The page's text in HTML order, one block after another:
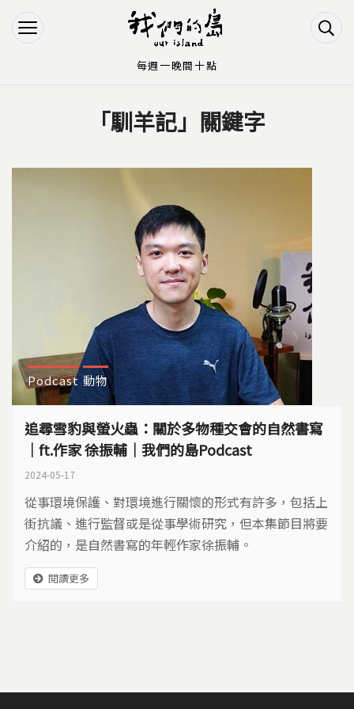
Jump to Navigation
Jump to Main content
「馴羊記」關鍵字
Podcast 動物
追尋雪豹與螢火蟲：關於多物種交會的自然書寫
｜ft.作家 徐振輔｜我們的島Podcast
2024-05-17
從事環境保護、對環境進行關懷的形式有許多，包括上
街抗議、進行監督或是從事學術研究，但本集節目將要
介紹的，是自然書寫的年輕作家徐振輔。
閱讀更多
每週一晚間十點